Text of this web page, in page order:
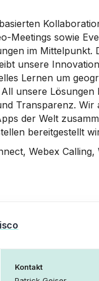
Meetings sowie
im Mittelpunkt.
unsere
Lernen um
unsere Lösungen
Transparenz. Wir
der Welt
bereitgestellt
Webex Calling,
Kontakt